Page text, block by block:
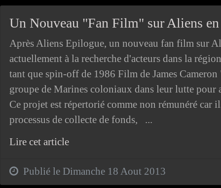
Un Nouveau "Fan Film" sur Aliens
Après Aliens Epilogue, un nouveau fan film sur
actuellement à la recherche d'acteurs dans la
tant que spin-off de 1986 Film de James
groupe de Marines coloniaux dans leur lutte
Ce projet est répertorié comme non rémunéré car
processus de collecte de fonds, ...
Lire cet article
Publié le Dimanche 18 Aout 2013